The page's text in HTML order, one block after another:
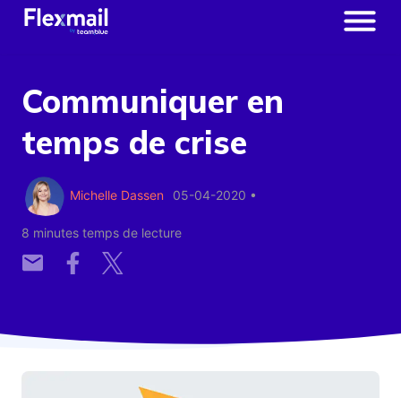
Communiquer en
temps de crise
Michelle Dassen 05-04-2020 •
8 minutes temps de lecture